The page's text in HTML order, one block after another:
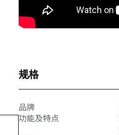
规格
品牌
功能及特点